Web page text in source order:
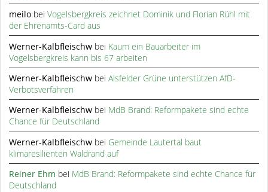
meilo beiVogelsbergkreis zeichnet Dominik und Florian Rühl mit
der Ehrenamts-Card aus
Werner-Kalbfleischw bei Kaum ein Bauarbeiter im
Vogelsbergkreis kann bis 67 arbeiten
Werner-Kalbfleischw beiAlsfelder Grüne unterstützen AfD-
Verbotsverfahren
Werner-Kalbfleischw bei MdB Brand: Reformpakete sind echte
Chance für Deutschland
Werner-Kalbfleischw bei Gemeinde Lautertal baut
klimaresilienten Waldrand auf
Reiner Ehm bei MdB Brand: Reformpakete sind echte Chance für
Deutschland